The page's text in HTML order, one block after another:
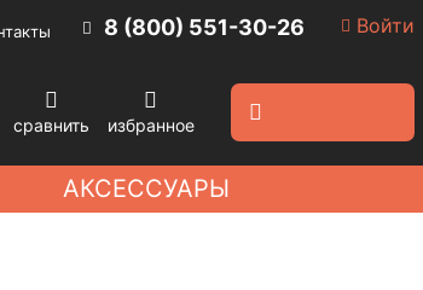
8 (800) 551-30-26 Войти
сравнить избранное
АКСЕССУАРЫ